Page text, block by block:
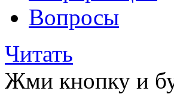
Вопросы
Читать
Жми кнопку и